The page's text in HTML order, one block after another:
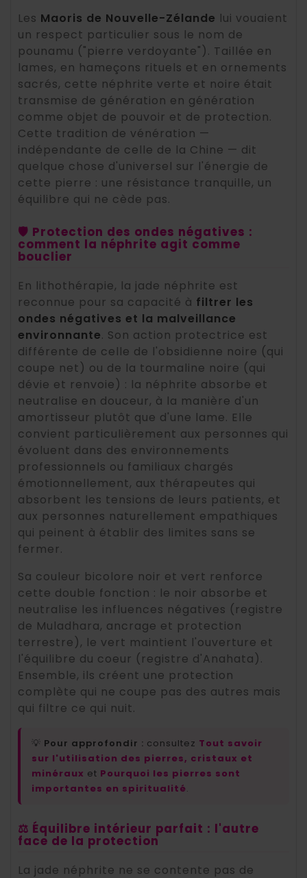
Les Maoris de Nouvelle-Zélande lui vouaient
un respect particulier sous le nom de
pounamu ("pierre verdoyante"). Taillée en
lames, en hameçons rituels et en ornements
sacrés, cette néphrite verte et noire était
transmise de génération en génération
comme objet de pouvoir et de protection.
Cette tradition de vénération —
indépendante de celle de la Chine — dit
quelque chose d'universel sur l'énergie de
cette pierre : une résistance tranquille, un
équilibre qui ne cède pas.
🛡️ Protection des ondes négatives :
comment la néphrite agit comme
bouclier
En lithothérapie, la jade néphrite est
reconnue pour sa capacité à filtrer les
ondes négatives et la malveillance
environnante. Son action protectrice est
différente de celle de l'obsidienne noire (qui
coupe net) ou de la tourmaline noire (qui
dévie et renvoie) : la néphrite absorbe et
neutralise en douceur, à la manière d'un
amortisseur plutôt que d'une lame. Elle
convient particulièrement aux personnes qui
évoluent dans des environnements
professionnels ou familiaux chargés
émotionnellement, aux thérapeutes qui
absorbent les tensions de leurs patients, et
aux personnes naturellement empathiques
qui peinent à établir des limites sans se
fermer.
Sa couleur bicolore noir et vert renforce
cette double fonction : le noir absorbe et
neutralise les influences négatives (registre
de Muladhara, ancrage et protection
terrestre), le vert maintient l'ouverture et
l'équilibre du coeur (registre d'Anahata).
Ensemble, ils créent une protection
complète qui ne coupe pas des autres mais
qui filtre ce qui nuit.
💡 Pour approfondir : consultez Tout savoir
sur l'utilisation des pierres, cristaux et
minéraux et Pourquoi les pierres sont
importantes en spiritualité.
⚖️ Équilibre intérieur parfait : l'autre
face de la protection
La jade néphrite ne se contente pas de